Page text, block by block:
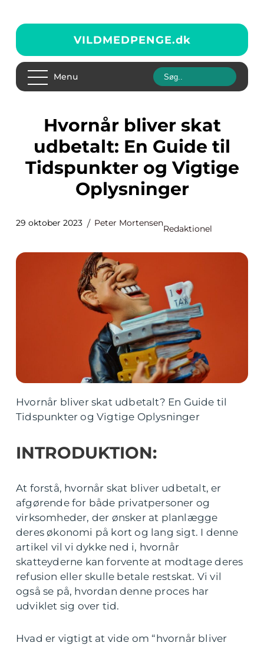
VILDMEDPENGE.dk
Menu
Hvornår bliver skat
udbetalt: En Guide til
Tidspunkter og Vigtige
Oplysninger
29 oktober 2023 Peter Mortensen
Redaktionel
Hvornår bliver skat udbetalt? En Guide til
Tidspunkter og Vigtige Oplysninger
INTRODUKTION:
At forstå, hvornår skat bliver udbetalt, er
afgørende for både privatpersoner og
virksomheder, der ønsker at planlægge
deres økonomi på kort og lang sigt. I denne
artikel vil vi dykke ned i, hvornår
skatteyderne kan forvente at modtage deres
refusion eller skulle betale restskat. Vi vil
også se på, hvordan denne proces har
udviklet sig over tid.
Hvad er vigtigt at vide om “hvornår bliver